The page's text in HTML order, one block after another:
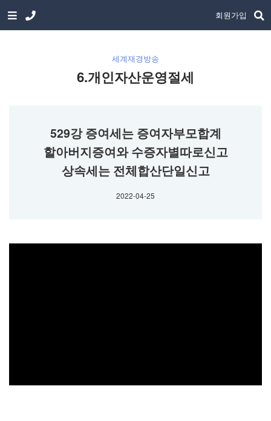
회원가입
세계재경방송
6.개인자산운영절세
529강 증여세는 증여자부모합계
할아버지증여와 수증자별따로신고
상속세는 전체합산단일신고
2022-04-25